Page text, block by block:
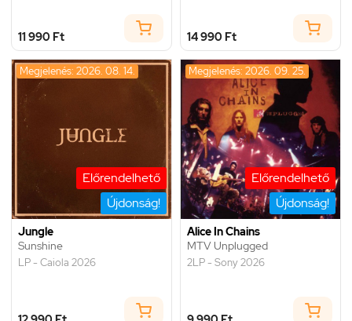
11 990 Ft 14 990 Ft
Előrendelhető
Újdonság!
Megjelenés: 2026. 08. 14.
Jungle
Sunshine
LP - Caiola 2026
Előrendelhető
Újdonság!
Megjelenés: 2026. 09. 25.
Alice In Chains
MTV Unplugged
2LP - Sony 2026